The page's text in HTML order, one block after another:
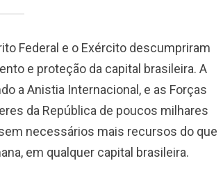
Federal e o Exército descumpriram
e proteção da capital brasileira. A
a Anistia Internacional, e as Forças
da República de poucos milhares
necessários mais recursos do que
em qualquer capital brasileira.